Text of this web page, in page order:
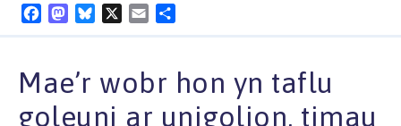
FacebookMastodon
Bluesky Email
Mae’r wobr hon yn taflu
goleuni ar unigolion, timau